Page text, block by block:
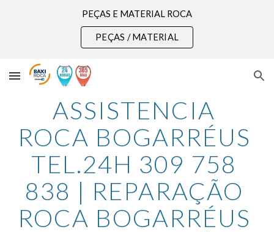
Skip to main content
PEÇAS E MATERIAL ROCA
PEÇAS / MATERIAL
ASSISTENCIA
ROCA BOGARRÉUS
TEL.24H 309 758
838 | REPARAÇÃO
ROCA BOGARRÉUS